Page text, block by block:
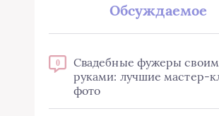
Обсуждаемое
0
Свадебные фужеры
руками: лучшие мастер-
фото